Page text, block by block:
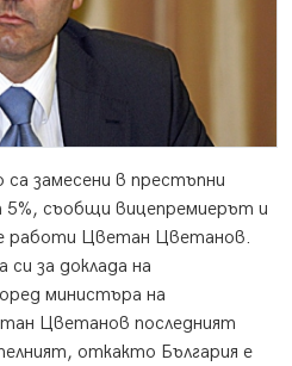
замесени в престъпни
5%, съобщи вицепремиерът и
работи Цветан Цветанов.
за доклада на
министъра на
Цветанов последният
откакто България е